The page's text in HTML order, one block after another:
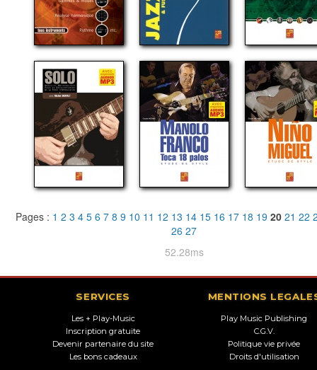
Pages : 1 2 3 4 5 6 7 8 9 10 11 12 13 14 15 16 17 18 19 20 21 22
26 27
52.28ms
SERVICES
Les + Play-Music
Inscription gratuite
Devenir partenaire du site
Les bons cadeaux
MENTIONS
Play Music Publishing
C.G.V.
Politique vie privée
Droits d'utilisation